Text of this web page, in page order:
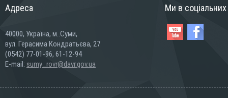
Адреса
40000, Україна, м..Суми,
вул. Герасима Кондратьєва, 27
(0542) 77-01-96, 61-12-94
E-mail: sumy_rovr@davr.gov.ua
Ми в